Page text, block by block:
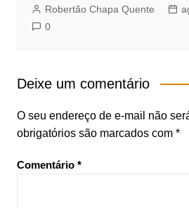
Robertão Chapa Quente
0
Deixe um comentário
O seu endereço de e-mail não
obrigatórios são marcados com *
Comentário *